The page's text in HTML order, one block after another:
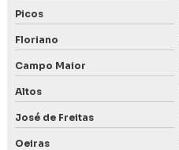
Picos
Floriano
Campo Maior
Altos
José de Freitas
Oeiras